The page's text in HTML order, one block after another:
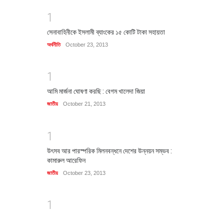
1
সেনাবাহিনীকে ইসলামী ব্যাংকের ১৫ কোটি টাকা সহায়তা
অর্থনীতি October 23, 2013
1
আমি মার্জনা ঘোষণা করছি : বেগম খালেদা জিয়া
জাতীয় October 21, 2013
1
উৎসব আর পারস্পরিক মিলনবন্ধনে দেশের উন্নয়ন সম্ভব :
কামারুল আরেফিন
জাতীয় October 23, 2013
1